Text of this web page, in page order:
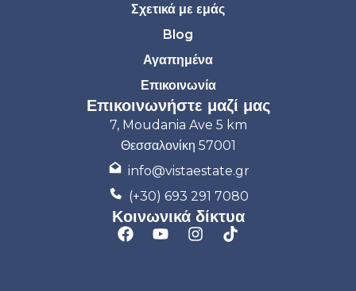
Σχετικά με εμάς
Blog
Αγαπημένα
Επικοινωνία
Επικοινωνήστε μαζί μας
7, Moudania Ave 5 km
Θεσσαλονίκη 57001
info@vistaestate.gr
(+30) 693 291 7080
Κοινωνικά δίκτυα